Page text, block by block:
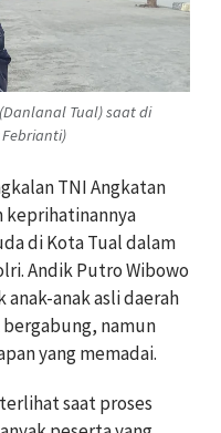
Tual) saat di
Febrianti)
TNI Angkatan
keprihatinannya
di Kota Tual dalam
Andik Putro Wibowo
anak asli daerah
namun
yang memadai.
saat proses